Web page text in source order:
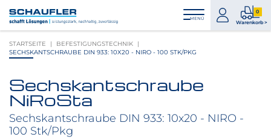
Inhalt
Hauptnavigation
Footernavigation
Logo
Schaufler
verlinkt
zur
MENÜ
zum
Konto
0
Warenkorb >
0
STARTSEITE
BEFESTIGUNGSTECHNIK
SECHSKANTSCHRAUBE DIN 933: 10X20 - NIRO - 100 STK/PKG
Produktbilder
überspringen
Sechskantschraube
NiRoSta
Sechskantschraube DIN 933: 10x20 - NIRO -
100 Stk/Pkg